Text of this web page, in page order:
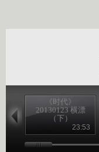
《时代》
20130123 横漂
（下）
23:53